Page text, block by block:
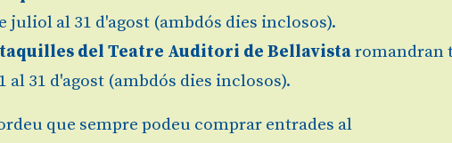
de Granollers
8 €
juliol al 31 d'agost (ambdós dies inclosos).
taquilles del Teatre Auditori de Bellavistaromandran
al 31 d'agost (ambdós dies inclosos).
que sempre podeu comprar entrades al